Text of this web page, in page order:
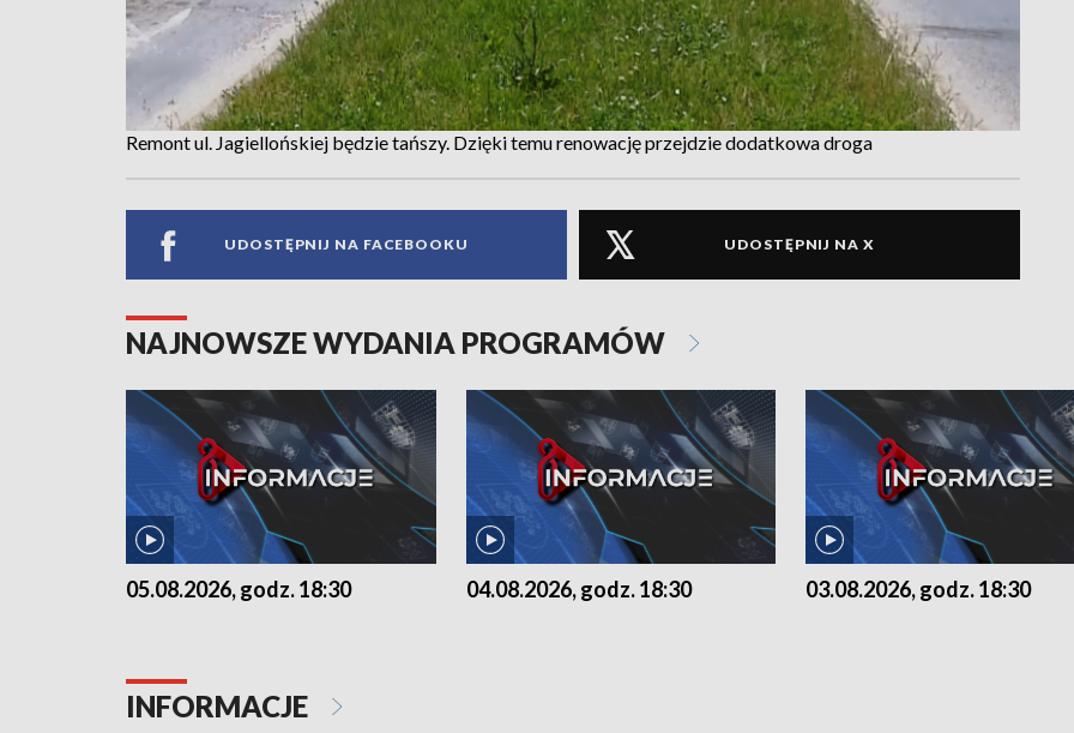
Remont ul. Jagiellońskiej będzie tańszy. Dzięki temu renowację przejdzie dodatkowa droga
UDOSTĘPNIJ NA FACEBOOKU UDOSTĘPNIJ NA X
NAJNOWSZE WYDANIA PROGRAMÓW
05.08.2026, godz. 18:30 04.08.2026, godz. 18:30 03.08.2026, godz. 18:30
INFORMACJE